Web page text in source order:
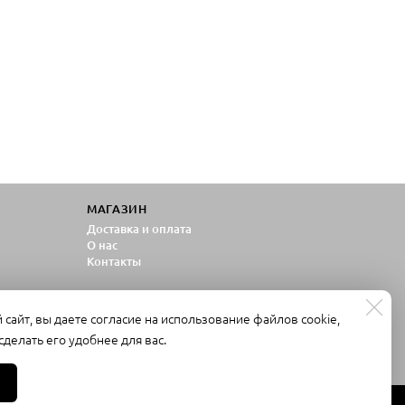
МАГАЗИН
Доставка и оплата
О нас
Контакты
вы даете согласие на использование файлов cookie,
его удобнее для вас.